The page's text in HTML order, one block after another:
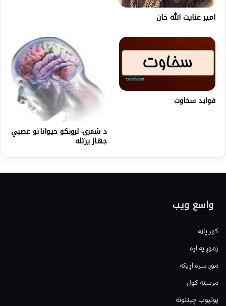
امير عنايت الله خان
فواید سخاوت
د شمزۍ لرونکو حیواناتو عصبي
جهاز پرتله
واسع ویب
کور پاڼه
زموږ په اړه
موږ سره اړیکه
مرسته کول
یوتیوب چینلونه